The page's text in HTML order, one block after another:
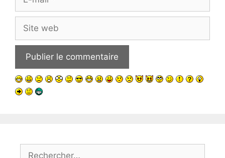
mail
web